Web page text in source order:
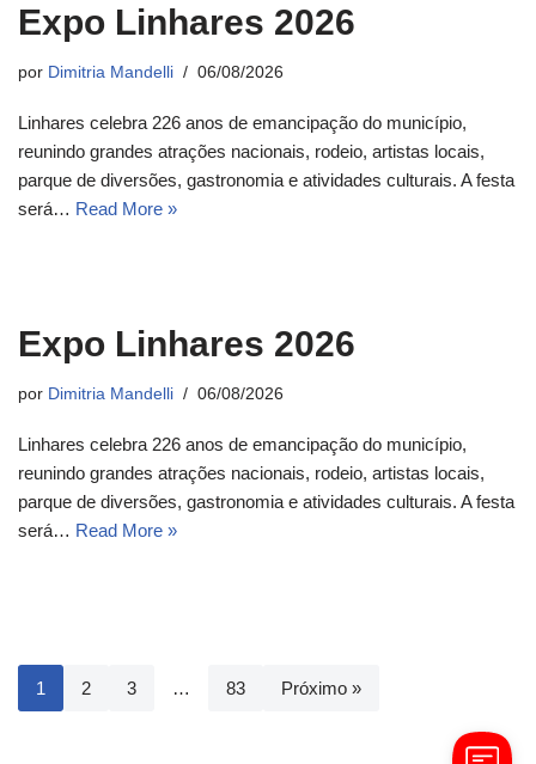
Expo Linhares 2026
por Dimitria Mandelli 06/08/2026
Linhares celebra 226 anos de emancipação do município,
reunindo grandes atrações nacionais, rodeio, artistas locais,
parque de diversões, gastronomia e atividades culturais. A festa
será… Read More »
Expo Linhares 2026
por Dimitria Mandelli 06/08/2026
Linhares celebra 226 anos de emancipação do município,
reunindo grandes atrações nacionais, rodeio, artistas locais,
parque de diversões, gastronomia e atividades culturais. A festa
será… Read More »
1 2 3 … 83 Próximo »